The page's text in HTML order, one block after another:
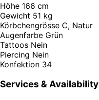
Höhe 166 cm
Gewicht 51 kg
Körbchengrösse C, Natur
Augenfarbe Grün
Tattoos Nein
Piercing Nein
Konfektion 34
Services & Availability